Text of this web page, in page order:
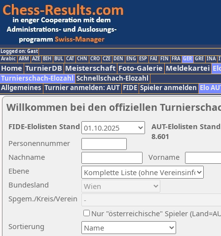
Logged on: Gast
Arabic ARM AZE BIH BUL CAT CHN CRO CZE DEN ENG ESP FAI FIN FRA GER GRE INA
Home TurnierDB Meisterschaft Foto-Galerie Meldekartei
Turnierschach-Elozahl Schnellschach-Elozahl
Allgemeines Turnier anmelden: AUT FIDE Spieler anmelden Elo
Willkommen bei den offiziellen
Nachname
Vorname
Ebene
Sortierung
Personennummer
Bundesland
Spgem./Kreis/Verein
Nur "österreichische" Spieler
AUT-Elolisten
8.601
FIDE-Elolisten Stand